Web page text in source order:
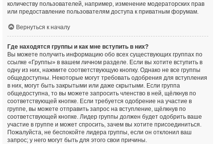
количеству пользователей, например, изменение модераторских прав
или предоставление пользователям доступа к приватным форумам.
Вернуться к началу
Где находятся группы и как мне вступить в них?
Вы можете получить информацию обо всех существующих группах по
ссылке «Группы» в вашем личном разделе. Если вы хотите вступить в
одну из них, нажмите соответствующую кнопку. Однако не все группы
общедоступны. Некоторые могут требовать одобрения для вступления
в них, могут быть закрытыми или даже скрытыми. Если группа
общедоступна, то вы можете запросить членство в ней, щёлкнув по
соответствующей кнопке. Если требуется одобрение на участие в
группе, вы можете отправить запрос на вступление, щёлкнув по
соответствующей кнопке. Лидер группы должен будет одобрить ваше
участие в группе и может спросить, зачем вы хотите присоединиться.
Пожалуйста, не беспокойте лидера группы, если он отклонил ваш
запрос; у него могут быть для этого свои причины.